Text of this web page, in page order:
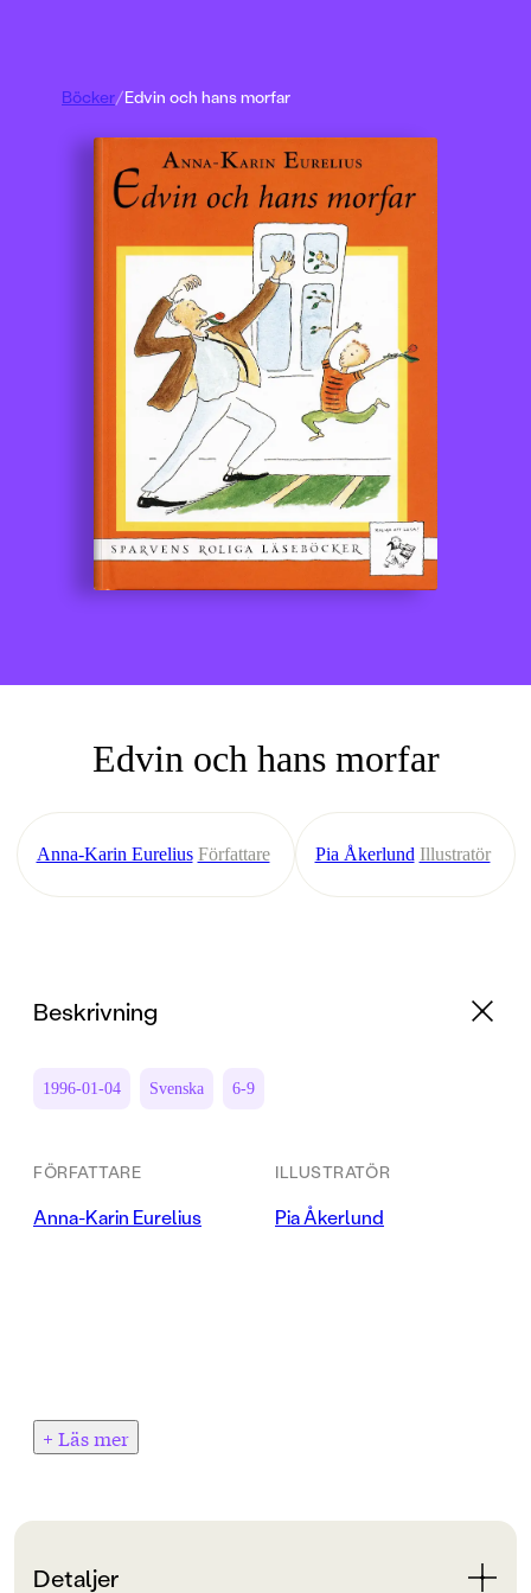
Edvin och hans morfar
Anna-Karin Eurelius Författare Pia Åkerlund Illustratör
Böcker/Edvin och hans morfar
Beskrivning
1996-01-04 Svenska 6-9
FÖRFATTARE
Anna-Karin Eurelius
ILLUSTRATÖR
Pia Åkerlund
+ Läs mer
Detaljer